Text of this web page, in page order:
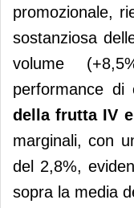
promozionale,
sostanziosa
volume
performance di
della frutta IV
marginali, con
del 2,8%,
sopra la media